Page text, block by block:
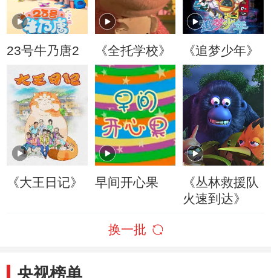
23号牛乃唐2 《全托学校》 《追梦少年》
《大王日记》 早间开心果
《丛林救援队
火速到达》
换一批
央视榜单